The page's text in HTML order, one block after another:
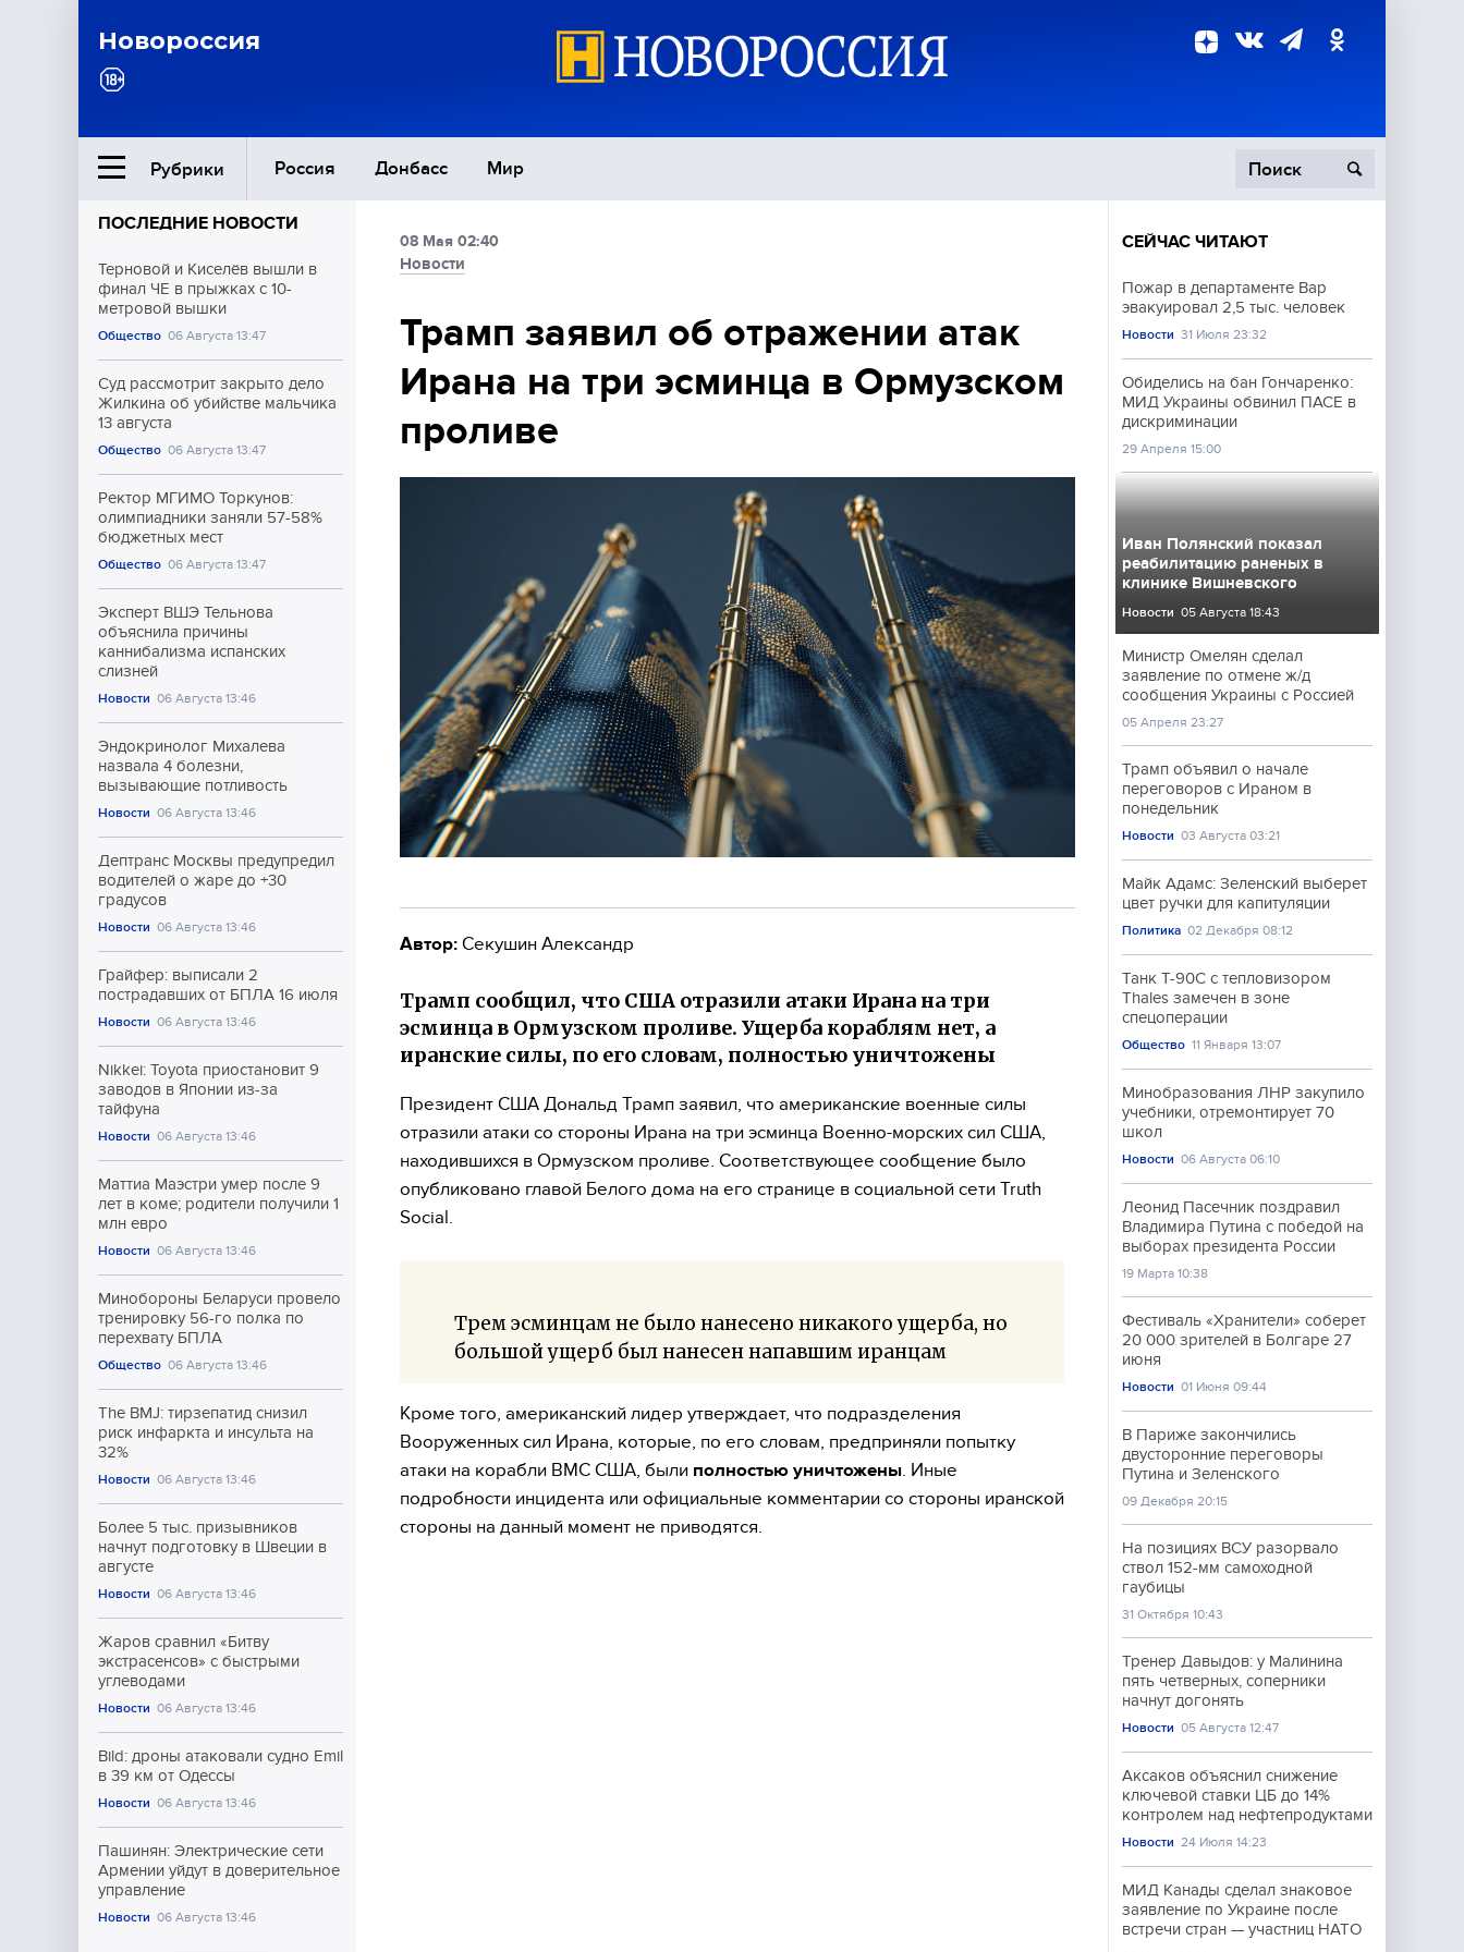
Новороссия
Рубрики Россия Донбасс Мир
Ближний Восток
Общество
Экономика
Происшествия
Культура
Спорт
ПОСЛЕДНИЕ НОВОСТИ
Терновой и Киселёв вышли в
финал ЧЕ в прыжках с 10-
метровой вышки
Общество 06 Августа 13:47
Суд рассмотрит закрыто дело
Жилкина об убийстве мальчика
13 августа
Общество 06 Августа 13:47
Ректор МГИМО Торкунов:
олимпиадники заняли 57-58%
бюджетных мест
Общество 06 Августа 13:47
Эксперт ВШЭ Тельнова
объяснила причины
каннибализма испанских
слизней
Новости 06 Августа 13:46
Эндокринолог Михалева
назвала 4 болезни,
вызывающие потливость
Новости 06 Августа 13:46
Дептранс Москвы предупредил
водителей о жаре до +30
градусов
Новости 06 Августа 13:46
Грайфер: выписали 2
пострадавших от БПЛА 16 июля
Новости 06 Августа 13:46
Nikkei: Toyota приостановит 9
заводов в Японии из-за
тайфуна
Новости 06 Августа 13:46
Маттиа Маэстри умер после 9
лет в коме; родители получили 1
млн евро
Новости 06 Августа 13:46
Минобороны Беларуси провело
тренировку 56-го полка по
перехвату БПЛА
Общество 06 Августа 13:46
The BMJ: тирзепатид снизил
риск инфаркта и инсульта на
32%
Новости 06 Августа 13:46
Более 5 тыс. призывников
начнут подготовку в Швеции в
августе
Новости 06 Августа 13:46
Жаров сравнил «Битву
экстрасенсов» с быстрыми
углеводами
Новости 06 Августа 13:46
Bild: дроны атаковали судно Emil
в 39 км от Одессы
Новости 06 Августа 13:46
Пашинян: Электрические сети
Армении уйдут в доверительное
управление
Новости 06 Августа 13:46
08 Мая 02:40
Новости
Трамп заявил об отражении атак
Ирана на три эсминца в Ормузском
проливе
Автор: Секушин Александр
Трамп сообщил, что США отразили атаки Ирана на три
эсминца в Ормузском проливе. Ущерба кораблям нет, а
иранские силы, по его словам, полностью уничтожены
Президент США Дональд Трамп заявил, что американские военные силы
отразили атаки со стороны Ирана на три эсминца Военно-морских сил США,
находившихся в Ормузском проливе. Соответствующее сообщение было
опубликовано главой Белого дома на его странице в социальной сети Truth
Social.
Трем эсминцам не было нанесено никакого ущерба, но
большой ущерб был нанесен напавшим иранцам
Кроме того, американский лидер утверждает, что подразделения
Вооруженных сил Ирана, которые, по его словам, предприняли попытку
атаки на корабли ВМС США, были полностью уничтожены . Иные
подробности инцидента или официальные комментарии со стороны иранской
стороны на данный момент не приводятся.
СЕЙЧАС ЧИТАЮТ
Пожар в департаменте Вар
эвакуировал 2,5 тыс. человек
Новости 31 Июля 23:32
Обиделись на бан Гончаренко:
МИД Украины обвинил ПАСЕ в
дискриминации
29 Апреля 15:00
Иван Полянский показал
реабилитацию раненых в
клинике Вишневского
Новости 05 Августа 18:43
Министр Омелян сделал
заявление по отмене ж/д
сообщения Украины с Россией
05 Апреля 23:27
Трамп объявил о начале
переговоров с Ираном в
понедельник
Новости 03 Августа 03:21
Майк Адамс: Зеленский выберет
цвет ручки для капитуляции
Политика 02 Декабря 08:12
Танк Т-90С с тепловизором
Thales замечен в зоне
спецоперации
Общество 11 Января 13:07
Минобразования ЛНР закупило
учебники, отремонтирует 70
школ
Новости 06 Августа 06:10
Леонид Пасечник поздравил
Владимира Путина с победой на
выборах президента России
19 Марта 10:38
Фестиваль «Хранители» соберет
20 000 зрителей в Болгаре 27
июня
Новости 01 Июня 09:44
В Париже закончились
двусторонние переговоры
Путина и Зеленского
09 Декабря 20:15
На позициях ВСУ разорвало
ствол 152-мм самоходной
гаубицы
31 Октября 10:43
Тренер Давыдов: у Малинина
пять четверных, соперники
начнут догонять
Новости 05 Августа 12:47
Аксаков объяснил снижение
ключевой ставки ЦБ до 14%
контролем над нефтепродуктами
Новости 24 Июля 14:23
МИД Канады сделал знаковое
заявление по Украине после
встречи стран — участниц НАТО